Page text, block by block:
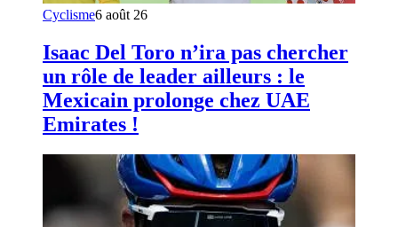
Cyclisme6 août 26
Isaac Del Toro n’ira pas chercher
un rôle de leader ailleurs : le
Mexicain prolonge chez UAE
Emirates !